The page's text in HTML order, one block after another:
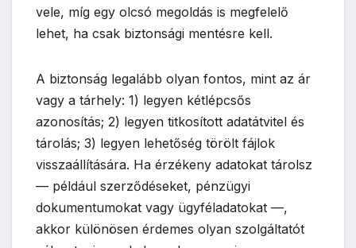
vele, míg egy olcsó megoldás is megfelelő
lehet, ha csak biztonsági mentésre kell.
A biztonság legalább olyan fontos, mint az ár
vagy a tárhely: 1) legyen kétlépcsős
azonosítás; 2) legyen titkosított adatátvitel és
tárolás; 3) legyen lehetőség törölt fájlok
visszaállítására. Ha érzékeny adatokat tárolsz
— például szerződéseket, pénzügyi
dokumentumokat vagy ügyféladatokat —,
akkor különösen érdemes olyan szolgáltatót